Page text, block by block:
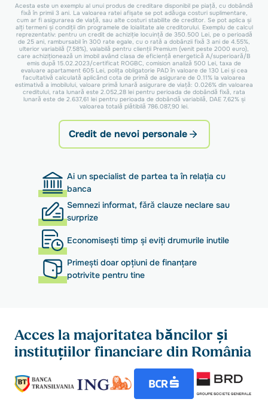
Acesta este un exemplu al unui produs de creditare disponibil pe piață, cu dobândă
fixă în primii 3 ani. La valoarea ratei afișate se pot adăuga costuri suplimentare,
cum ar fi asigurarea de viață, sau alte costuri stabilite de creditor. Se pot aplica și
alți termeni și condiții din programele de loialitate ale creditorului. Exemplu de calcul
reprezentativ: pentru un credit de achiziție locuință de 350.500 Lei, pe o perioadă
de 25 ani, rambursabil în 300 rate egale, cu o rată a dobânzii fixă 3 ani de 4.55%,
ulterior variabilă (7.58%), valabilă pentru clienții Premium (venit peste 2000 euro),
care achiziționează un imobil având clasa de eficiență energetică A/superioară/B
emis după 15.02.2023/certificat ROGBC, comision analiză 500 Lei, taxa de
evaluare apartament 605 Lei, polița obligatorie PAD în valoare de 130 Lei și cea
facultativă calculată aplicând cota de primă de asigurare de 0.11% la valoarea
estimativă a imobilului, valoare primă lunară asigurare de viață: 0.026% din valoarea
creditului, rata lunară este 2.052,28 lei pentru perioada de dobândă fixă, rata
lunară este de 2.637,61 lei pentru perioada de dobândă variabilă, DAE 7,62% și
valoarea totală plătibilă 786.087,90 lei.
Credit de nevoi personale
Ai un specialist de partea ta în relația cu
banca
Semnezi informat, fără clauze neclare sau
surprize
Economisești timp și eviți drumurile inutile
Primești doar opțiuni de finanțare
potrivite pentru tine
Acces la majoritatea băncilor și
instituțiilor financiare din România